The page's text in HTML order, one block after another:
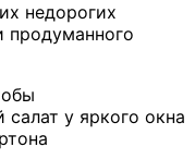
недорогих
продуманного
у яркого окна